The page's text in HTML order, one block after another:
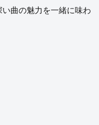
曲の魅力を一緒に味わ